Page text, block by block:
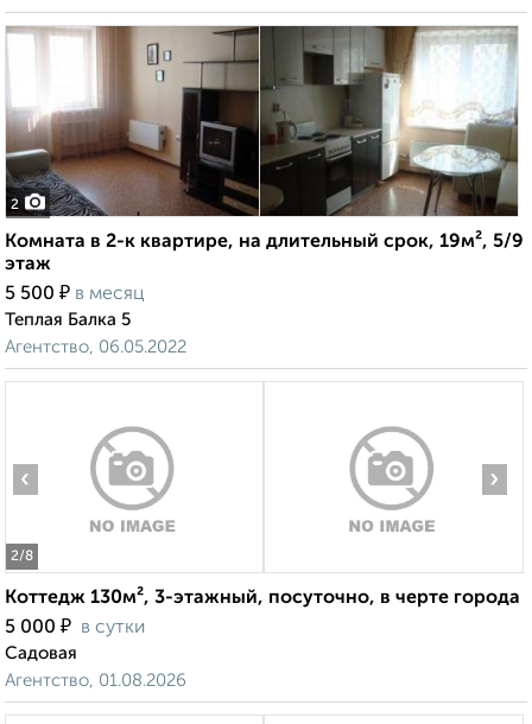
2
Комната в 2-к квартире, на длительный срок, 19м², 5/9
этаж
5 500 ₽ в месяц
Теплая Балка 5
Агентство, 06.05.2022
2/8
‹ ›
Коттедж 130м², 3-этажный, посуточно, в черте города
5 000 ₽ в сутки
Садовая
Агентство, 01.08.2026